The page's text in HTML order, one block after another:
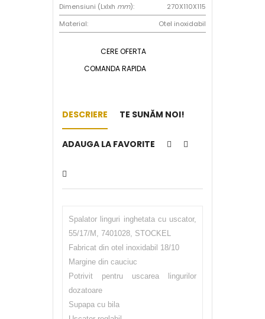
Dimensiuni (Lxlxh mm):
270X110X115
Material:
Otel inoxidabil
CERE OFERTA
COMANDA RAPIDA
DESCRIERE TE SUNĂM NOI!
ADAUGA LA FAVORITE
Spalator linguri inghetata cu uscator,
55/17/M, 7401028, STOCKEL
Fabricat din otel inoxidabil 18/10
Margine din cauciuc
Potrivit pentru uscarea lingurilor
dozatoare
Supapa cu bila